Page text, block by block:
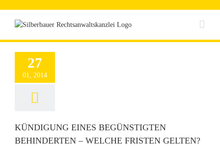
springen
27
01, 2014
KÜNDIGUNG EINES BEGÜNSTIGTEN
BEHINDERTEN – WELCHE FRISTEN GELTEN?